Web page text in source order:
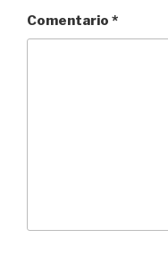
Comentario *